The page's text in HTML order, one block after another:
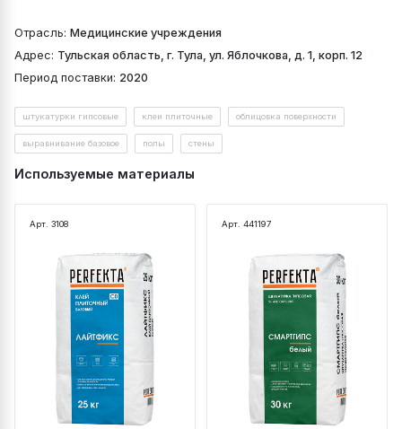
Отрасль: Медицинские учреждения
Адрес: Тульская область, г. Тула, ул. Яблочкова, д. 1, корп. 12
Период поставки: 2020
штукатурки гипсовые клеи плиточные облицовка поверхности
выравнивание базовое полы стены
Используемые материалы
Арт. 3108 Арт. 441197